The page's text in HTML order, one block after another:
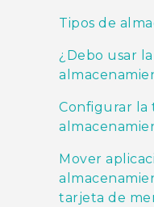
Dispositivos y
Iniciar sesión
Tipos de
¿Debo usar
Configurar la
Mover
tarjeta de